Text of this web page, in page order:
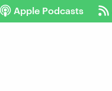
Apple Podcasts